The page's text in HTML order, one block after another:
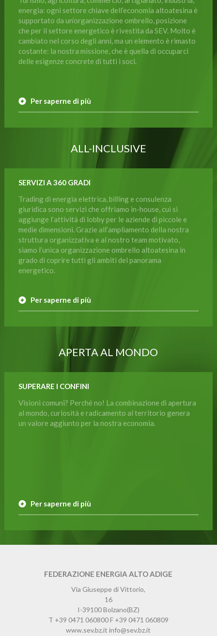
energia: ogni settore chiave dell’economia altoatesina è
supportato da un’organizzazione ombrello, posizione
che per il settore energetico è rivestita da SEV. Molto è
cambiato nel corso degli anni, ma un elemento è rimasto
costante: la nostra missione, che è quella di occuparci
delle esigenze concrete di tutti i soci.
Per saperne di più
ALL-INCLUSIVE
SERVIZI A 360 GRADI
Trading di energia elettrica, billing e consulenza
giuridica sono servizi che offriamo in-house, cui si
aggiunge l’attività di lobby per le aziende di piccole e
medie dimensioni. Grazie all’ampliamento della nostra
struttura organizzativa e al nostro team motivato,
siamo l’unica organizzazione ombrello altoatesina in
grado di coprire tutti gli ambiti del panorama
energetico.
Per saperne di più
APERTA AL MONDO
SUPERARE I CONFINI
Visioni comuni? Perché no! La combinazione di apertura
al mondo, curiosità e radicamento al territorio genera
un valore aggiunto per la nostra economia.
Per saperne di più
FEDERAZIONE ENERGIA ALTO ADIGE
Via Giuseppe di Vittorio,
16
I-39100Bolzano(BZ)
T +39 0471 060800F +39 0471 060809
www.sev.bz.it info@sev.bz.it